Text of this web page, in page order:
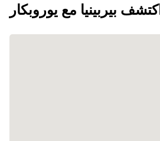
اكتشف بيربينيا مع يوروبكار